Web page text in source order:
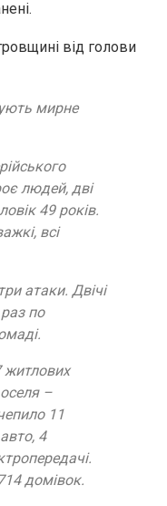
від голови
мирне
людей, дві
49 років.
всі
атаки. Двічі
по
–
11
4
домівок.